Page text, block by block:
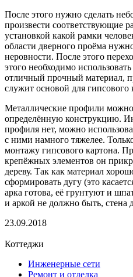
После этого нужно сделать
произвести соответствующие
установкой какой рамки
области дверного проёма
неровности. После этого
этого необходимо
отличный прочный материал,
служит основой для гипсового
Металлические профили можно
определённую конструкцию.
профиля нет, можно
с ними намного тяжелее.
монтажу гипсового картона.
крепёжных элементов он
дереву. Так как материал
сформировать дугу (это
арка готова, её грунтуют и
и аркой не должно быть, стена
23.09.2018
Коттеджи
Инженерные сети
Ремонт и отделка